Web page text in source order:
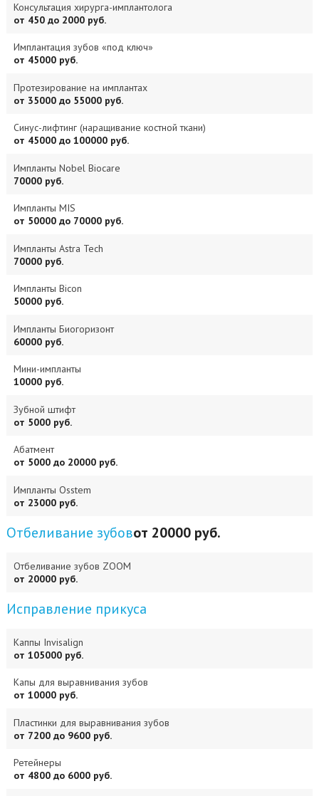
Консультация хирурга-имплантолога
от 450 до 2000 руб.
Имплантация зубов «под ключ»
от 45000 руб.
Протезирование на имплантах
от 35000 до 55000 руб.
Синус-лифтинг (наращивание костной ткани)
от 45000 до 100000 руб.
Импланты Nobel Biocare
70000 руб.
Импланты MIS
от 50000 до 70000 руб.
Импланты Astra Tech
70000 руб.
Импланты Bicon
50000 руб.
Импланты Биогоризонт
60000 руб.
Мини-импланты
10000 руб.
Зубной штифт
от 5000 руб.
Абатмент
от 5000 до 20000 руб.
Импланты Osstem
от 23000 руб.
Отбеливание зубовот 20000 руб.
Отбеливание зубов ZOOM
от 20000 руб.
Исправление прикуса
Каппы Invisalign
от 105000 руб.
Капы для выравнивания зубов
от 10000 руб.
Пластинки для выравнивания зубов
от 7200 до 9600 руб.
Ретейнеры
от 4800 до 6000 руб.